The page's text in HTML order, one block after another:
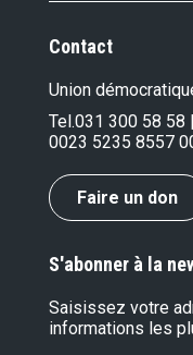
Contact
Union
Tel.031 300 58 58
0023 5235 8557
Faire un don
S'abonner à la
Saisissez votre
informations les